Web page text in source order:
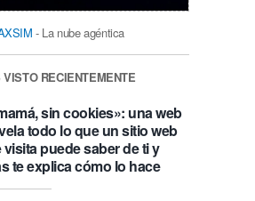
- La nube agéntica
RECIENTEMENTE
sin cookies»: una web
todo lo que un sitio web
puede saber de ti y
te explica cómo lo hace